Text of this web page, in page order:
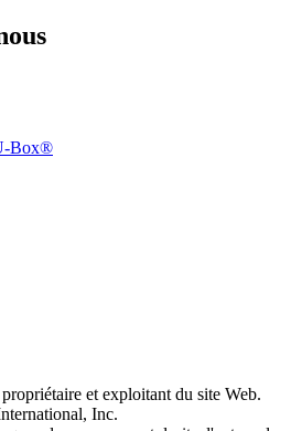
Box®
et exploitant du site Web.
Inc.